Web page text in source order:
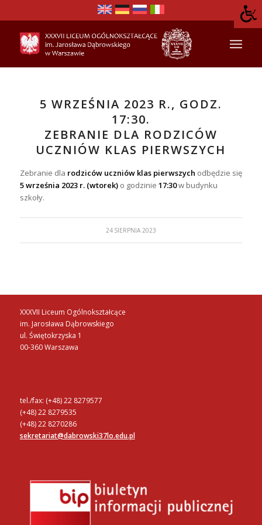
5 WRZEŚNIA 2023 R., GODZ.
17:30.
ZEBRANIE DLA RODZICÓW
UCZNIÓW KLAS PIERWSZYCH
Zebranie dla rodziców uczniów klas pierwszych odbędzie się
5 września 2023 r. (wtorek)o godzinie 17:30w budynku
szkoły.
24 SIERPNIA 2023
XXXVII Liceum Ogólnokształcące
im. Jarosława Dąbrowskiego
ul. Świętokrzyska 1
00-360 Warszawa
tel./fax: (+48) 22 8279577
(+48) 22 8279535
(+48) 22 8270286
sekretariat@dabrowski37lo.edu.pl